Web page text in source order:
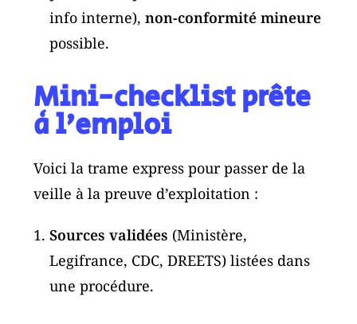
info interne),non-conformité mineure
possible.
Mini-checklist prête
à l’emploi
Voici la trame express pour passer de la
veille à la preuve d’exploitation :
Sources validées (Ministère,
Legifrance, CDC, DREETS) listées dans
une procédure.